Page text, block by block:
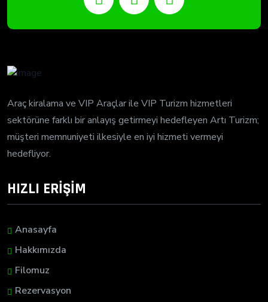
Araç kiralama ve VIP Araçlar ile VIP Turizm hizmetleri
sektörüne farklı bir anlayış getirmeyi hedefleyen Artı Turizm;
müşteri memnuniyeti ilkesiyle en iyi hizmeti vermeyi
hedefliyor.
HIZLI ERİŞİM
Anasayfa
Hakkımızda
Filomuz
Rezervasyon